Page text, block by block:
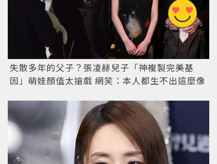
失散多年的父子？張凌赫兒子「神複製完美基
因」萌娃顏值太搶戲 網笑：本人都生不出這麼像